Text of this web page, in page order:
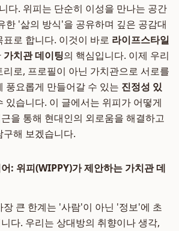
다. 위피는 단순히 이성을 만나는 공간
한 '삶의 방식'을 공유하며 깊은 공감대
로 합니다. 이것이 바로 라이프스타일
가치관 데이팅의 핵심입니다. 이제 우리
로, 프로필이 아닌 가치관으로 서로를
풍요롭게 만들어갈 수 있는 진정성 있
있습니다. 이 글에서는 위피가 어떻게
을 통해 현대인의 외로움을 해결하고
해 보겠습니다.
: 위피(WIPPY)가 제안하는 가치관 데
장 큰 한계는 '사람'이 아닌 '정보'에 초
다. 우리는 상대방의 취향이나 생각,